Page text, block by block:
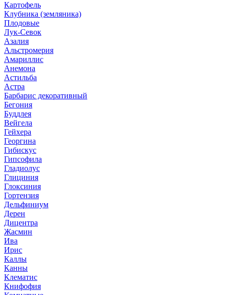
Картофель
Клубника (земляника)
Плодовые
Лук-Севок
Азалия
Альстромерия
Амариллис
Анемона
Астильба
Астра
Барбарис декоративный
Бегония
Буддлея
Вейгела
Гейхера
Георгина
Гибискус
Гипсофила
Гладиолус
Глициния
Глоксиния
Гортензия
Дельфиниум
Дерен
Дицентра
Жасмин
Ива
Ирис
Каллы
Канны
Клематис
Книфофия